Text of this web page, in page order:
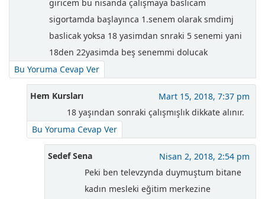
giricem bu nisanda çalışmaya baslicam
sigortamda başlayınca 1.senem olarak smdimj
baslicak yoksa 18 yasimdan snraki 5 senemi yani
18den 22yasimda beş senemmi dolucak
Bu Yoruma Cevap Ver
Hem Kursları
Mart 15, 2018, 7:37 pm
18 yaşından sonraki çalışmışlık dikkate alınır.
Bu Yoruma Cevap Ver
Sedef Sena
Nisan 2, 2018, 2:54 pm
Peki ben televzynda duymuştum bitane
kadın mesleki eğitim merkezine